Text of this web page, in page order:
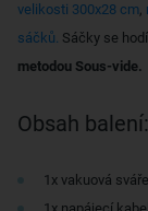
velikosti 300x28 cm,
sáčků. Sáčky se
metodou Sous-vide.
Obsah balení:
1x vakuová